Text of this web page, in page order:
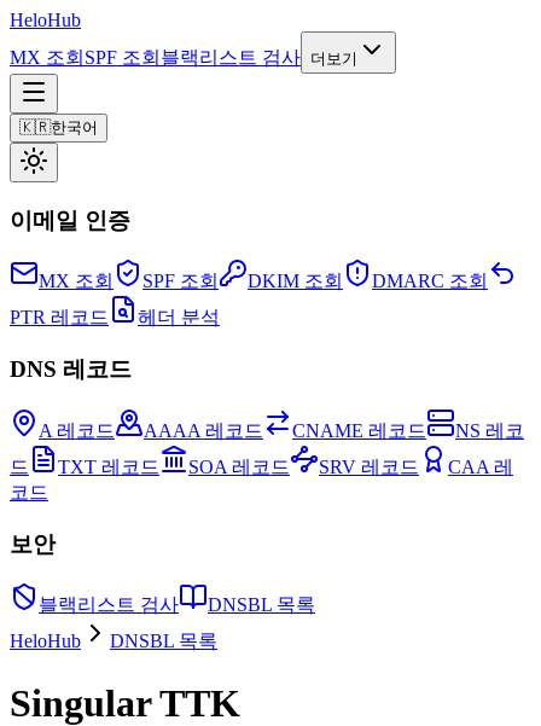
HeloHub
MX 조회 SPF 조회 블랙리스트 검사 더보기
🇰🇷한국어
이메일 인증
MX 조회 SPF 조회 DKIM 조회
DMARC 조회
PTR 레코드
헤더 분석
DNS 레코드
A 레코드 AAAA 레코드 CNAME 레코드
NS 레코
드
TXT 레코드 SOA 레코드 SRV 레코드
CAA 레
코드
보안
블랙리스트 검사
DNSBL 목록
HeloHub
DNSBL 목록
Singular TTK